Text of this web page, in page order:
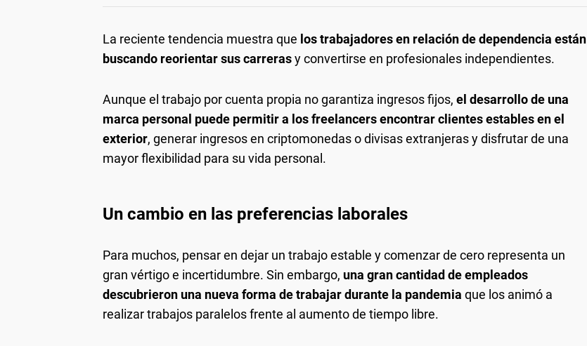
La reciente tendencia muestra que los trabajadores en relación de dependencia están
buscando reorientar sus carrerasy convertirse en profesionales independientes.
Aunque el trabajo por cuenta propia no garantiza ingresos fijos, el desarrollo de una
marca personal puede permitir a los freelancers encontrar clientes estables en el
exterior, generar ingresos en criptomonedas o divisas extranjeras y disfrutar de una
mayor flexibilidad para su vida personal.
Un cambio en las preferencias laborales
Para muchos, pensar en dejar un trabajo estable y comenzar de cero representa un
gran vértigo e incertidumbre. Sin embargo, una gran cantidad de empleados
descubrieron una nueva forma de trabajar durante la pandemia que los animó a
realizar trabajos paralelos frente al aumento de tiempo libre.